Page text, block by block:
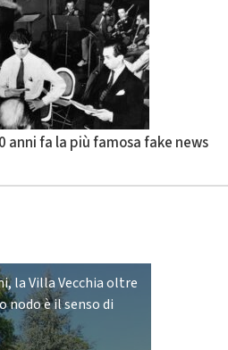
anni fa la più famosa fake news
la Villa Vecchia oltre
nodo è il senso di